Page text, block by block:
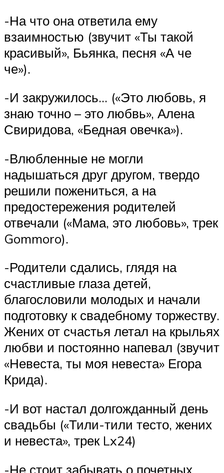
-На что она ответила ему
взаимностью (звучит «Ты такой
красивый», Бьянка, песня «А че
че»).
-И закружилось… («Это любовь, я
знаю точно – это любвь», Алена
Свиридова, «Бедная овечка»).
-Влюбленные не могли
надышаться друг другом, твердо
решили пожениться, а на
предостережения родителей
отвечали («Мама, это любовь», трек
Gommoro).
-Родители сдались, глядя на
счастливые глаза детей,
благословили молодых и начали
подготовку к свадебному торжеству.
Жених от счастья летал на крыльях
любви и постоянно напевал (звучит
«Невеста, ты моя невеста» Егора
Крида).
-И вот настал долгожданный день
свадьбы («Тили-тили тесто, жених
и невеста», трек Lx24)
-Не стоит забывать о почетных